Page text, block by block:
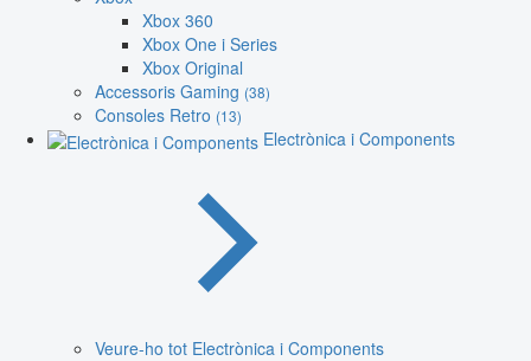
Xbox 360
Xbox One i Series
Xbox Original
Accessoris Gaming (38)
Consoles Retro (13)
Electrònica i Components
Veure-ho tot Electrònica i Components